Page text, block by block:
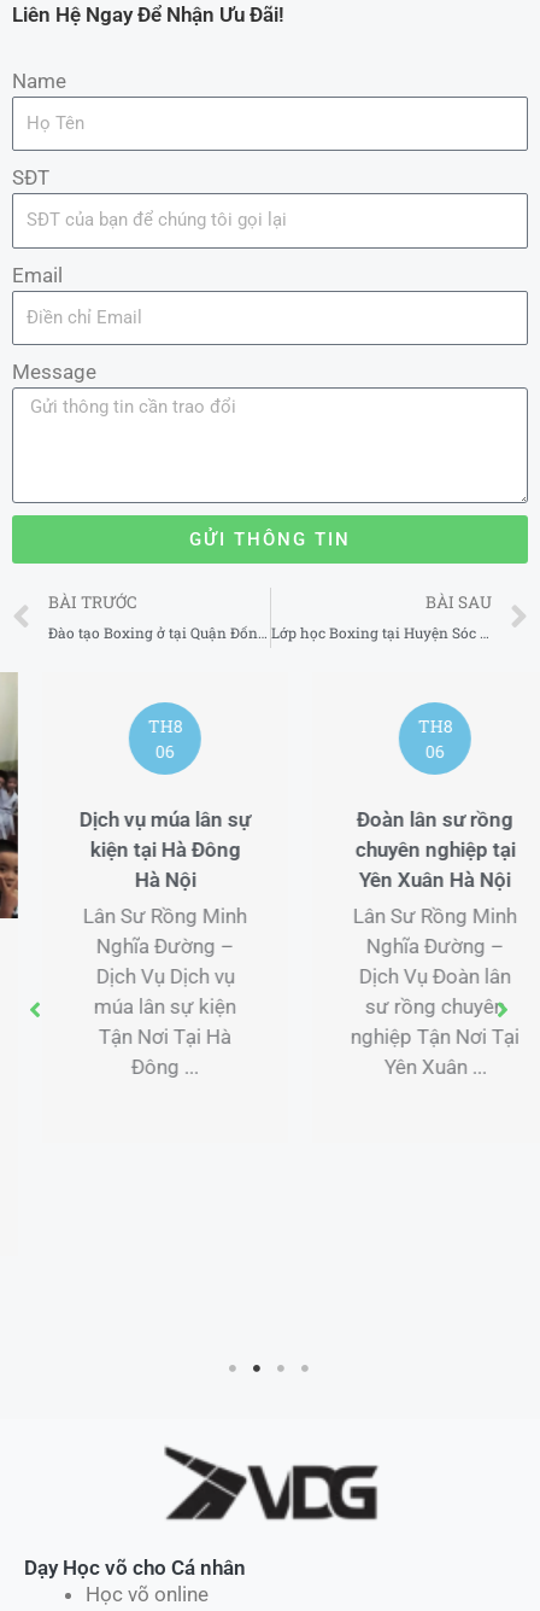
Liên Hệ Ngay Để Nhận Ưu Đãi!
Name
SĐT
Email
Message
GỬI THÔNG TIN
Prev
BÀI TRƯỚC
Đào tạo Boxing ở tại Quận Đống Đa Hà Nội 2025
BÀI SAU
Lớp học Boxing tại Huyện Sóc Sơn Hà Nội 2025
TH8
06
Đoàn lân sư rồng
chuyên nghiệp tại
Yên Xuân Hà Nội
Lân Sư Rồng Minh
Nghĩa Đường –
Dịch Vụ Đoàn lân
sư rồng chuyên
nghiệp Tận Nơi Tại
Yên Xuân ...
TH12
26
Dịch vụ lân sư
rồng tại nhà tại Hải
Dương
Dịch vụ lân sư rồng
Dạy Học võ cho Cá nhân
Học võ online